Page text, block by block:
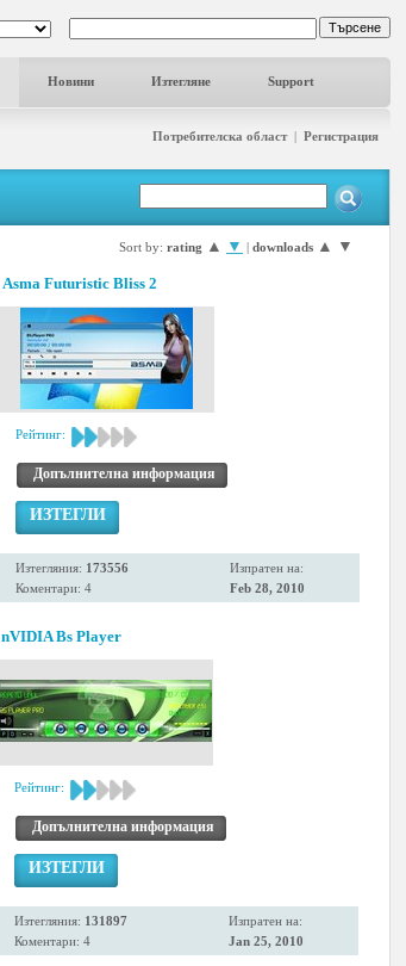
Новини Изтегляне Support
Потребителска област| Регистрация
Sort by: rating ▲ ▼ | downloads ▲ ▼
Asma Futuristic Bliss 2
Рейтинг:
Допълнителна информация
ИЗТЕГЛИ
Изтегляния: 173556
Коментари: 4
Изпратен на:
Feb 28, 2010
nVIDIA Bs Player
Рейтинг:
Допълнителна информация
ИЗТЕГЛИ
Изтегляния: 131897
Коментари: 4
Изпратен на:
Jan 25, 2010